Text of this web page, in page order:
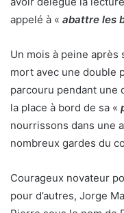
appelé à « abattre les
Un mois à peine après
mort avec une double
parcouru pendant une
la place à bord de sa «
nourrissons dans une
nombreux gardes du
Courageux novateur
pour d’autres, Jorge